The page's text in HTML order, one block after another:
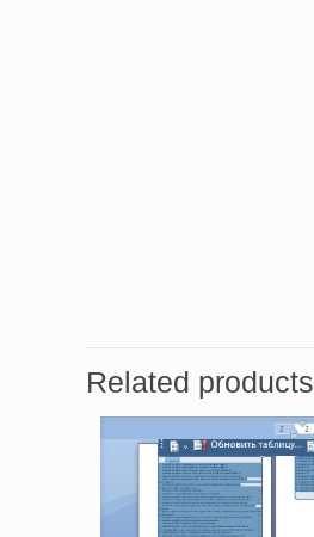
Related products